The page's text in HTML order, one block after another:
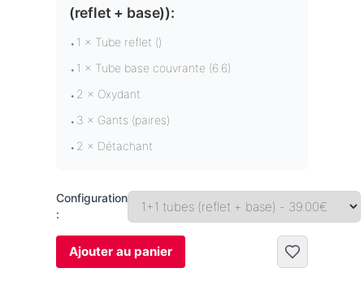
(reflet + base)):
• 1 × Tube reflet ()
• 1 × Tube base couvrante (6.6)
• 2 × Oxydant
• 3 × Gants (paires)
• 2 × Détachant
Configuration
:
Ajouter au panier